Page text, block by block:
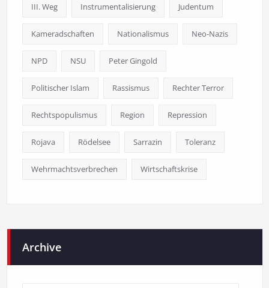
III. Weg Instrumentalisierung Judentum
Kameradschaften Nationalismus Neo-Nazis
NPD NSU Peter Gingold
Politischer Islam Rassismus Rechter Terror
Rechtspopulismus Region Repression
Rojava Rödelsee Sarrazin Toleranz
Wehrmachtsverbrechen Wirtschaftskrise
Archive